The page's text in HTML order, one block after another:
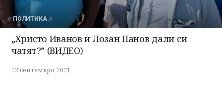
ПОЛИТИКА
„Христо Иванов и Лозан Панов дали си
чатят?” (ВИДЕО)
12 септември 2021